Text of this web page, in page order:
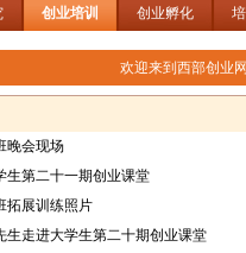
创业培训 创业孵化
欢迎来到西部创业
晚会现场
生第二十一期创业课堂
拓展训练照片
生走进大学生第二十期创业课堂